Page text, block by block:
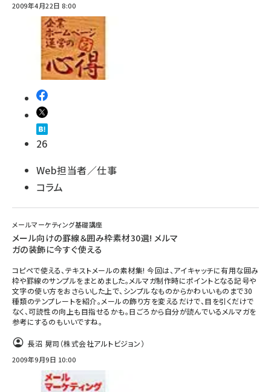
2009年4月22日 8:00
26
Web担当者／仕事
コラム
メールマーケティング基礎講座
メール向けの罫線＆囲み枠素材30選! メルマ
ガの装飾に今すぐ使える
コピペで使える、テキストメールの素材集! 今回は、アイキャッチに有用な囲み
枠や罫線のサンプルをまとめました。メルマガ制作時にポイントとなる記号や
文字の使い方をおさらいした上で、シンプルなものからかわいいものまで30
種類のテンプレートを紹介。メールの飾り方を変えるだけで、目を引くだけで
なく、可読性の向上も目指せるかも。日ごろから自分が読んでいるメルマガを
参考にするのもいいですね。
長沼 晃司（株式会社アルトビジョン）
2009年9月9日 10:00